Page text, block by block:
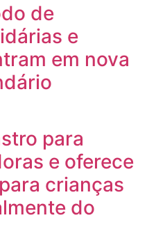
de
e
em nova
para
e oferece
crianças
do